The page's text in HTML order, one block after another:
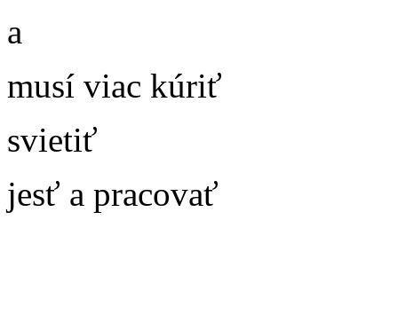
a
musí viac kúriť
svietiť
jesť a pracovať